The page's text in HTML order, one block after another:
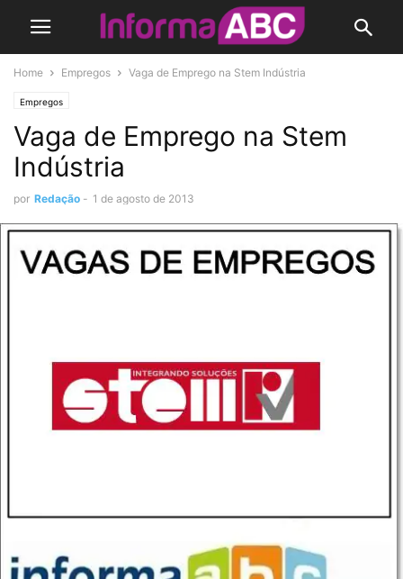
Home Empregos Vaga de Emprego na Stem Indústria
Empregos
Vaga de Emprego na Stem
Indústria
por Redação - 1 de agosto de 2013